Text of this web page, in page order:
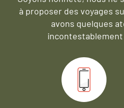
à proposer des voyages
avons quelques